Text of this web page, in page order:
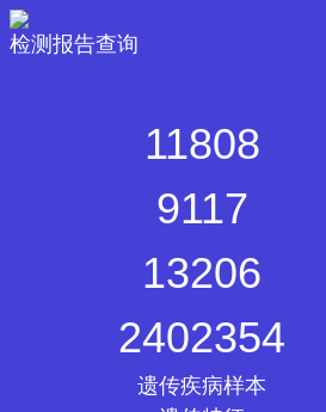
检测报告查询
11808
9117
13206
2402354
遗传疾病样本